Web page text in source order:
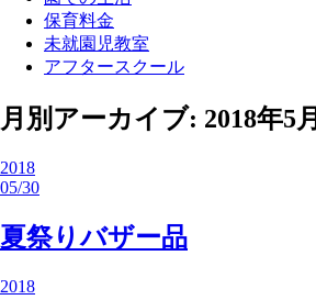
保育料金
未就園児教室
アフタースクール
月別アーカイブ: 2018年5月
2018
05/30
夏祭りバザー品
2018